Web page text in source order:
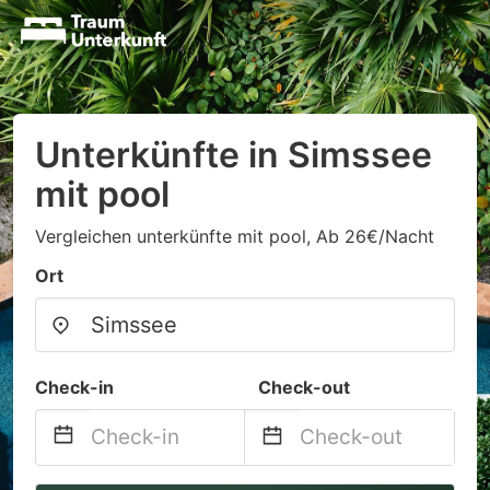
Unterkünfte in Simssee
mit pool
Vergleichen unterkünfte mit pool, Ab 26€/Nacht
Ort
Check-in Check-out
Navigate
Navigate